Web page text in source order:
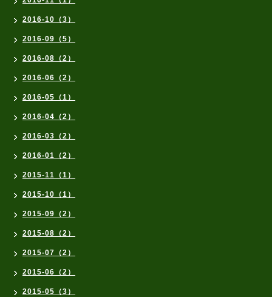
2016-10（3）
2016-09（5）
2016-08（2）
2016-06（2）
2016-05（1）
2016-04（2）
2016-03（2）
2016-01（2）
2015-11（1）
2015-10（1）
2015-09（2）
2015-08（2）
2015-07（2）
2015-06（2）
2015-05（3）